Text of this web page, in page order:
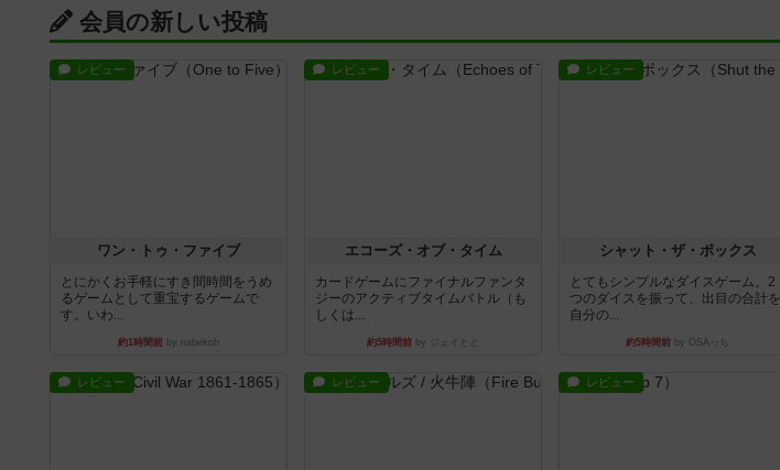
会員の新しい投稿
レビュー
ワン・トゥ・ファイブ
とにかくお手軽にすき間時間をうめ
るゲームとして重宝するゲームで
す。いわ...
約1時間前 by nabekoh
レビュー
エコーズ・オブ・タイム
カードゲームにファイナルファンタ
ジーのアクティブタイムバトル（も
しくは...
約5時間前 by ジェイとと
レビュー
シャット・ザ・ボックス
とてもシンプルなダイスゲーム。2
つのダイスを振って、出目の合計を
自分の...
約5時間前 by OSAっち
レビュー レビュー レビュー